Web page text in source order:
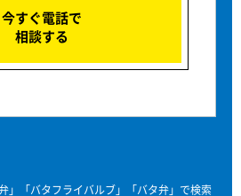
今すぐ電話で
相談する
」「バタフライバルブ」「バタ弁」で検索